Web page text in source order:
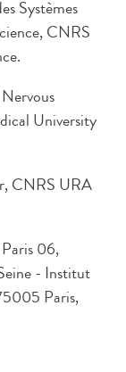
Systèmes
CNRS
University
CNRS URA
06,
- Institut
Paris,